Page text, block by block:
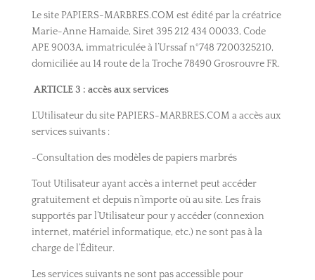
Le site PAPIERS-MARBRES.COM est édité par la créatrice
Marie-Anne Hamaide, Siret 395 212 434 00033, Code
APE 9003A, immatriculée à l’Urssaf n°748 7200325210,
domiciliée au 14 route de la Troche 78490 Grosrouvre FR.
ARTICLE3 : accès aux services
L’Utilisateur du site PAPIERS-MARBRES.COM a accès aux
services suivants :
-Consultation des modèles de papiers marbrés
Tout Utilisateur ayant accès a internet peut accéder
gratuitement et depuis n’importe où au site. Les frais
supportés par l’Utilisateur pour y accéder (connexion
internet, matériel informatique, etc.) ne sont pas à la
charge de l’Éditeur.
Les services suivants ne sont pas accessible pour